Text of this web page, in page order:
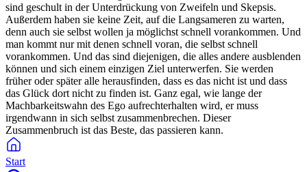
sind geschult in der Unterdrückung von Zweifeln und Skepsis.
Außerdem haben sie keine Zeit, auf die Langsameren zu warten,
denn auch sie selbst wollen ja möglichst schnell vorankommen. Und
man kommt nur mit denen schnell voran, die selbst schnell
vorankommen. Und das sind diejenigen, die alles andere ausblenden
können und sich einem einzigen Ziel unterwerfen. Sie werden
früher oder später alle herausfinden, dass es das nicht ist und dass
das Glück dort nicht zu finden ist. Ganz egal, wie lange der
Machbarkeitswahn des Ego aufrechterhalten wird, er muss
irgendwann in sich selbst zusammenbrechen. Dieser
Zusammenbruch ist das Beste, das passieren kann.
Start